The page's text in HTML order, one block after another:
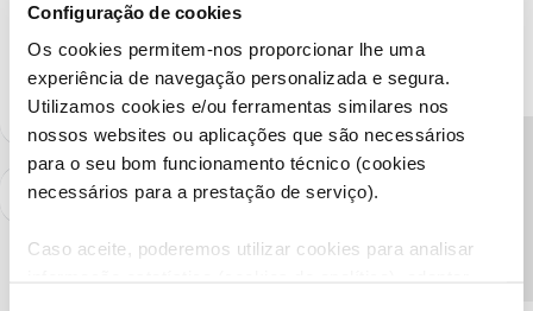
Configuração de cookies
Os cookies permitem-nos proporcionar lhe uma
experiência de navegação personalizada e segura.
Utilizamos cookies e/ou ferramentas similares nos
nossos websites ou aplicações que são necessários
para o seu bom funcionamento técnico (cookies
necessários para a prestação de serviço).
Caso aceite, poderemos utilizar cookies para analisar
Ajude a comunidade a encontrar informação relevante. Marque
como "Melhor Resposta" e faça "Like" nos melhores comentários.